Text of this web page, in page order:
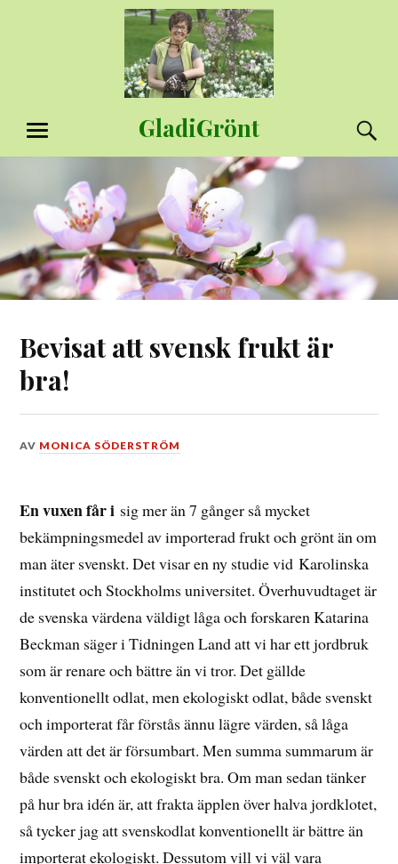
GladiGrönt
MENY
Bevisat att svensk frukt är
bra!
DEN
2015
AV MONICA SÖDERSTRÖM
En vuxen får i sig mer än 7 gånger så mycket
bekämpningsmedel av importerad frukt och grönt än om
man äter svenskt. Det visar en ny studie vid Karolinska
institutet och Stockholms universitet. Överhuvudtaget är
de svenska värdena väldigt låga och forskaren Katarina
Beckman säger i Tidningen Land att vi har ett jordbruk
som är renare och bättre än vi tror. Det gällde
konventionellt odlat, men ekologiskt odlat, både svenskt
och importerat får förstås ännu lägre värden, så låga
värden att det är försumbart. Men summa summarum är
både svenskt och ekologiskt bra. Om man sedan tänker
på hur bra idén är, att frakta äpplen över halva jordklotet,
så tycker jag att svenskodlat konventionellt är bättre än
importerat ekologiskt. Dessutom vill vi väl vara